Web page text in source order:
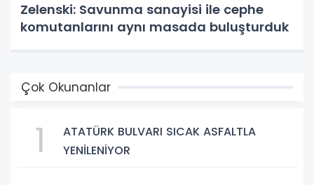
Zelenski: Savunma sanayisi ile cephe
komutanlarını aynı masada buluşturduk
Çok Okunanlar
1
ATATÜRK BULVARI SICAK ASFALTLA
YENİLENİYOR